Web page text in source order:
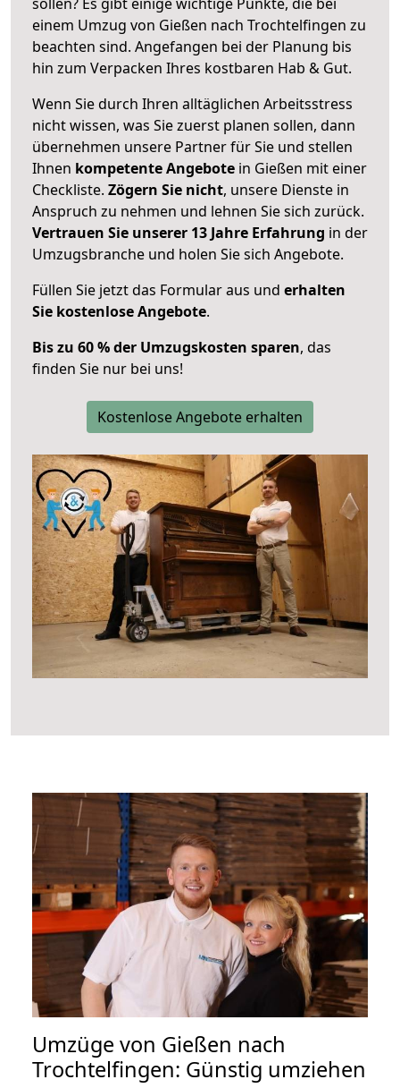
einem Umzug von Gießen nach Trochtelfingen zu
beachten sind. Angefangen bei der Planung bis
hin zum Verpacken Ihres kostbaren Hab & Gut.
Wenn Sie durch Ihren alltäglichen Arbeitsstress
nicht wissen, was Sie zuerst planen sollen, dann
übernehmen unsere Partner für Sie und stellen
Ihnen kompetente Angebote in Gießen mit einer
Checkliste. Zögern Sie nicht, unsere Dienste in
Anspruch zu nehmen und lehnen Sie sich zurück.
Vertrauen Sie unserer 13 Jahre Erfahrung in der
Umzugsbranche und holen Sie sich Angebote.
Füllen Sie jetzt das Formular aus und erhalten
Sie kostenlose Angebote.
Bis zu 60 % der Umzugskosten sparen, das
finden Sie nur bei uns!
Kostenlose Angebote erhalten
Umzüge von Gießen nach
Trochtelfingen: Günstig umziehen